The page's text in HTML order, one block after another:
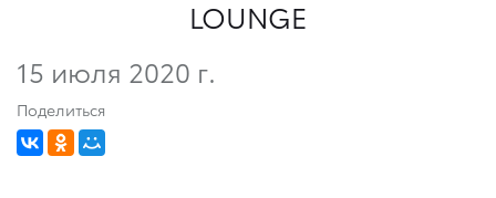
LOUNGE
15 июля 2020 г.
Поделиться